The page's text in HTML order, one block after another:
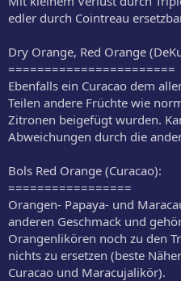
edler durch Cointreau
Dry Orange, Red Orange
=======================
Ebenfalls ein Curacao dem
Teilen andere Früchte wie
Zitronen beigefügt wurden.
Abweichungen durch die
Bols Red Orange (Curacao):
=================
Orangen- Papaya- und
anderen Geschmack und
Orangenlikören noch zu den
nichts zu ersetzen (beste
Curacao und Maracujalikör).